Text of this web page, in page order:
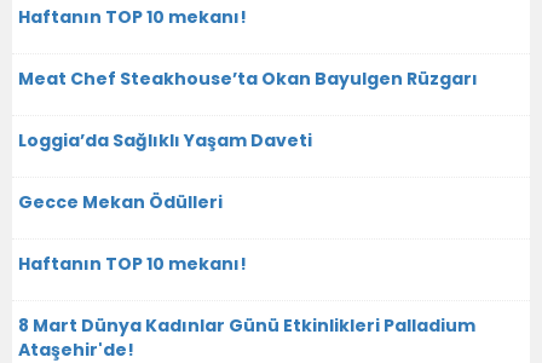
Haftanın TOP 10 mekanı!
Meat Chef Steakhouse’ta Okan Bayulgen Rüzgarı
Loggia’da Sağlıklı Yaşam Daveti
Gecce Mekan Ödülleri
Haftanın TOP 10 mekanı!
8 Mart Dünya Kadınlar Günü Etkinlikleri Palladium
Ataşehir'de!